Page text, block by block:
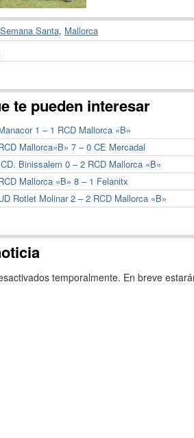
Santa, Mallorca
te pueden interesar
1 – 1 RCD Mallorca «B»
Mallorca»B» 7 – 0 CE Mercadal
Binissalem 0 – 2 RCD Mallorca «B»
Mallorca «B» 8 – 1 Felanitx
Rotlet Molinar 2 – 2 RCD Mallorca «B»
temporalmente. En breve